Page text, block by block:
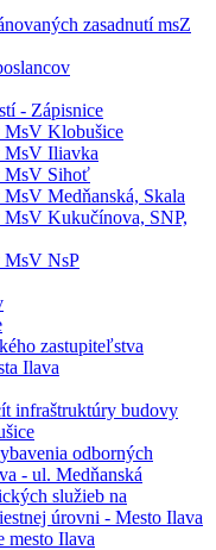
zasadnutí msZ
- Zápisnice
MsV Klobušice
MsV Iliavka
MsV Sihoť
Medňanská, Skala
MsV Kukučínova, SNP,
MsV NsP
zastupiteľstva
Ilava
infraštruktúry budovy
odborných
- ul. Medňanská
služieb na
úrovni - Mesto Ilava
mesto Ilava